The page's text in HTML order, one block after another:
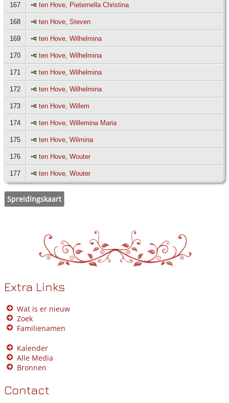
167 ten Hove, Pieternella Christina
168 ten Hove, Steven
169 ten Hove, Wilhelmina
170 ten Hove, Wilhelmina
171 ten Hove, Wilhelmina
172 ten Hove, Wilhelmina
173 ten Hove, Willem
174 ten Hove, Willemina Maria
175 ten Hove, Wilmina
176 ten Hove, Wouter
177 ten Hove, Wouter
Spreidingskaart
Extra Links
Wat is er nieuw
Zoek
Familienamen
Kalender
Alle Media
Bronnen
Contact